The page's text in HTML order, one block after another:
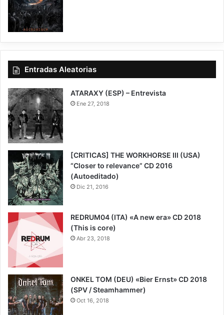
7.5
Entradas Aleatorias
ATARAXY (ESP) – Entrevista
Ene 27, 2018
[CRITICAS] THE WORKHORSE III (USA)
“Closer to relevance” CD 2016
(Autoeditado)
Dic 21, 2016
REDRUM04 (ITA) «A new era» CD 2018
(This is core)
Abr 23, 2018
ONKEL TOM (DEU) «Bier Ernst» CD 2018
(SPV / Steamhammer)
Oct 16, 2018